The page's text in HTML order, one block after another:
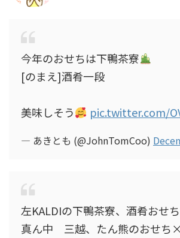
今年のおせちは下鴨茶寮
[のまえ]酒肴一段
美味しそう pic.twitter.com/
— あきとも (@JohnTomCoo)
左KALDIの下鴨茶寮、酒肴おせ
真ん中 三越、たん熊のおせち